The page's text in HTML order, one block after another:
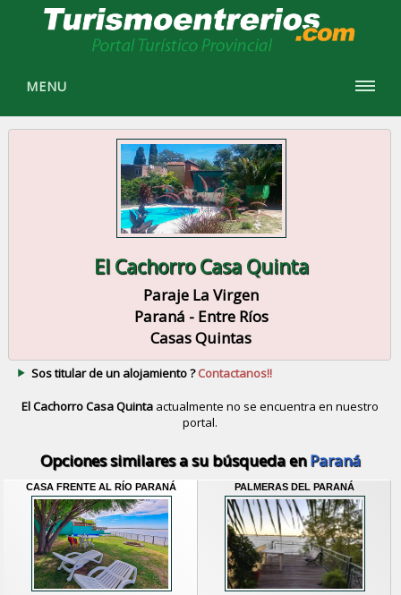
MENU
El Cachorro Casa Quinta
Paraje La Virgen
Paraná - Entre Ríos
Casas Quintas
Sos titular de un alojamiento ?Contactanos!!
El Cachorro Casa Quinta actualmente no se encuentra en nuestro
portal.
Opciones similares a su búsqueda enParaná
CASA FRENTE AL RÍO PARANÁ PALMERAS DEL PARANÁ